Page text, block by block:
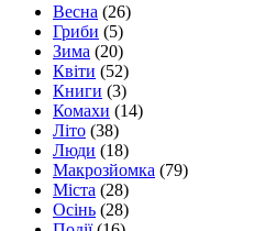
Весна (26)
Гриби (5)
Зима (20)
Квіти (52)
Книги (3)
Комахи (14)
Літо (38)
Люди (18)
Макрозйомка (79)
Міста (28)
Осінь (28)